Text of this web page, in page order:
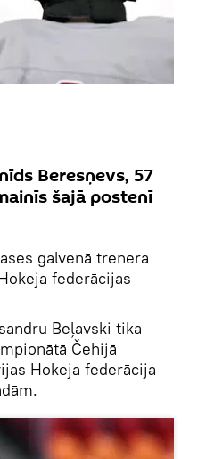
Beresņevs, 57
šajā postenī
galvenā trenera
federācijas
Beļavski tika
Čehijā
Hokeja federācija